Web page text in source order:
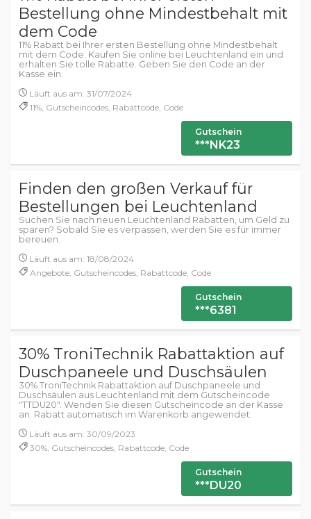
Bestellung ohne Mindestbehalt mit
dem Code
11% Rabatt bei Ihrer ersten Bestellung ohne Mindestbehalt
mit dem Code. Kaufen Sie online bei Leuchtenland ein und
erhalten Sie tolle Rabatte. Geben Sie den Code an der
Kasse ein.
Läuft aus am: 31/07/2024
11%, Gutscheincodes, Rabattcode, Code
Gutschein
***NK23
Finden den großen Verkauf für
Bestellungen bei Leuchtenland
Suchen Sie nach neuen Leuchtenland Rabatten, um Geld zu
sparen? Sobald Sie es verpassen, werden Sie es für immer
bereuen.
Läuft aus am: 18/08/2024
Angebote, Gutscheincodes, Rabattcode, Code
Gutschein
***6381
30% TroniTechnik Rabattaktion auf
Duschpaneele und Duschsäulen
30% TroniTechnik Rabattaktion auf Duschpaneele und
Duschsäulen aus Leuchtenland mit dem Gutscheincode
"TTDU20". Wenden Sie diesen Gutscheincode an der Kasse
an. Rabatt automatisch im Warenkorb angewendet.
Läuft aus am: 30/09/2023
30%, Gutscheincodes, Rabattcode, Code
Gutschein
***DU20